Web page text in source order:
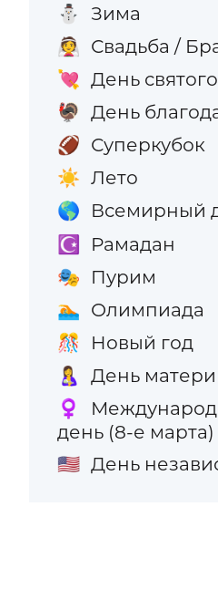
⛄ Зима
👰 Свадьба /
💘 День
🦃 День
🏈 Суперкубок
☀️ Лето
🌎 Всемирный
☪️ Рамадан
🎭 Пурим
🏊 Олимпиада
🎊 Новый год
🤱 День матери
♀️
день (8-е марта)
🇺🇸 День